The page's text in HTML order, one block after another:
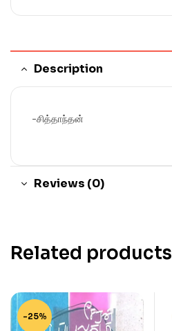
Description
-சித்தாந்தன்
Reviews (0)
Related products
-25%